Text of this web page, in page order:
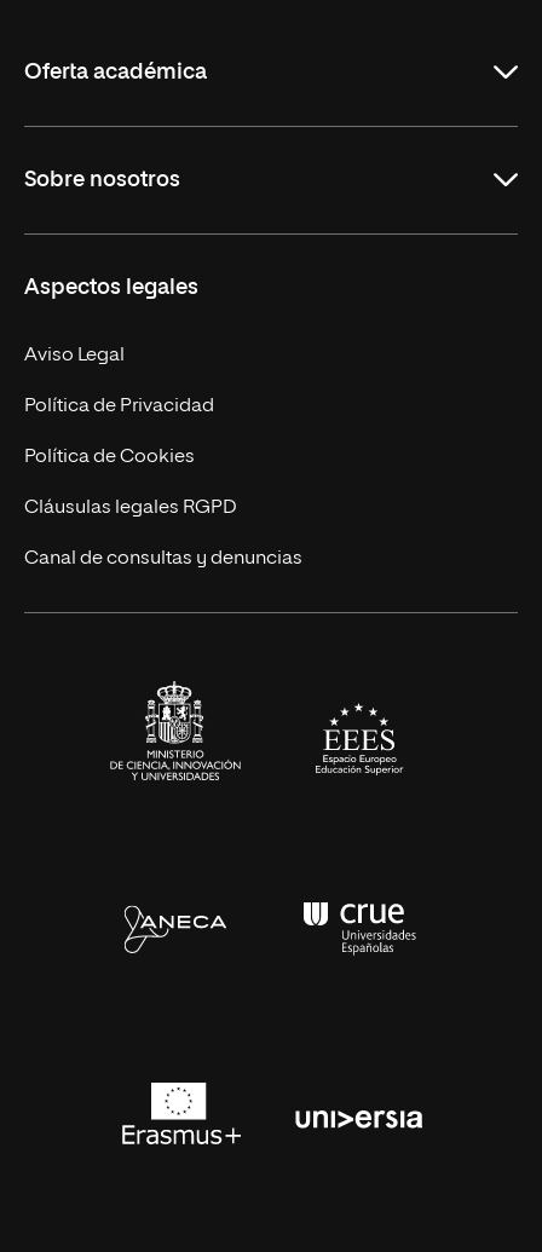
Oferta académica
Derecho
Empresa
MBA
Marketing y Comunicación
Ingeniería
Diseño
Ciencias de la Salud
Sobre nosotros
Nuestro Equipo
Contacto
Aspectos legales
Aviso Legal
Política de Privacidad
Política de Cookies
Cláusulas legales RGPD
Canal de consultas y denuncias